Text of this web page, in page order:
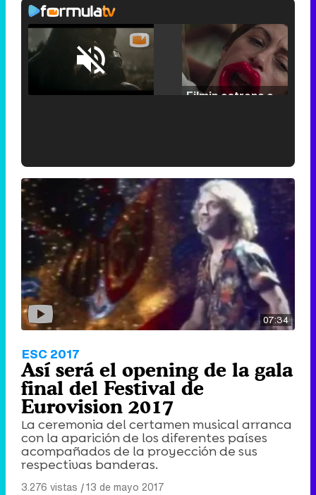
Unmute /
'120 Minutos' celebra sus 2.000 programas en Telemadrid con un vídeo del día a día en la redacción
Tráiler de la tercera temporada de 'The Walking Dead: Dead City' de AMC+
07:34
ESC 2017
Así será el opening de la gala
final del Festival de
Eurovision 2017
La ceremonia del certamen musical arranca
con la aparición de los diferentes países
acompañados de la proyección de sus
respectivas banderas.
3.276 vistas |13 de mayo 2017